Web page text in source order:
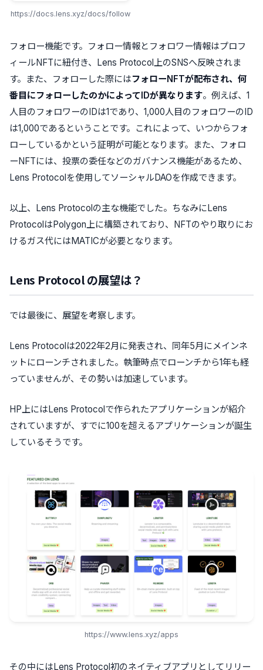
https://docs.lens.xyz/docs/follow
フォロー機能です。フォロー情報とフォロワー情報はプロフ
ィールNFTに紐付き、Lens Protocol上のSNSへ反映されま
す。また、フォローした際にはフォローNFTが配布され、何
番目にフォローしたのかによってIDが異なります。例えば、1
人目のフォロワーのIDは1であり、1,000人目のフォロワーのID
は1,000であるということです。これによって、いつからフォ
ローしているかという証明が可能となります。また、フォロ
ーNFTには、投票の委任などのガバナンス機能があるため、
Lens Protocolを使用してソーシャルDAOを作成できます。
以上、Lens Protocolの主な機能でした。ちなみにLens
ProtocolはPolygon上に構築されており、NFTのやり取りにお
けるガス代にはMATICが必要となります。
Lens Protocol の展望は？
では最後に、展望を考察します。
Lens Protocolは2022年2月に発表され、同年5月にメインネ
ットにローンチされました。執筆時点でローンチから1年も経
っていませんが、その勢いは加速しています。
HP上にはLens Protocolで作られたアプリケーションが紹介
されていますが、すでに100を超えるアプリケーションが誕生
しているそうです。
https://www.lens.xyz/apps
その中にはLens Protocol初のネイティブアプリとしてリリー